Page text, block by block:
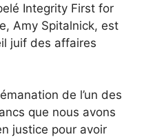
Integrity First for
Amy Spitalnick, est
juif des affaires
de l’un des
que nous avons
justice pour avoir